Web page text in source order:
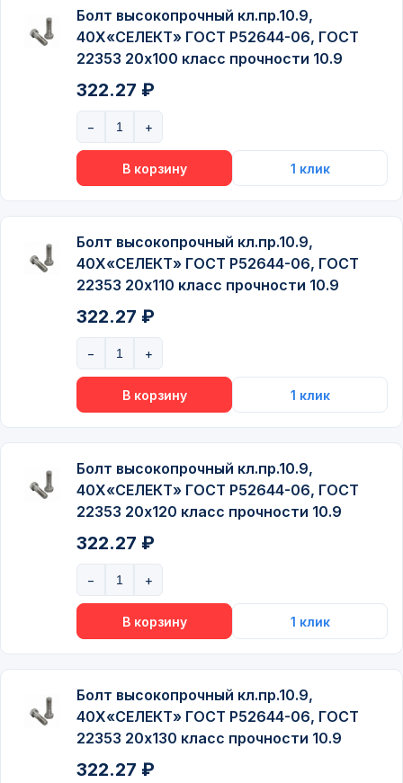
Болт высокопрочный кл.пр.10.9,
40Х«СЕЛЕКТ» ГОСТ P52644-06, ГОСТ
22353 20х100 класс прочности 10.9
322.27 ₽
Болт высокопрочный кл.пр.10.9,
40Х«СЕЛЕКТ» ГОСТ P52644-06, ГОСТ
22353 20х110 класс прочности 10.9
322.27 ₽
Болт высокопрочный кл.пр.10.9,
40Х«СЕЛЕКТ» ГОСТ P52644-06, ГОСТ
22353 20х120 класс прочности 10.9
322.27 ₽
Болт высокопрочный кл.пр.10.9,
40Х«СЕЛЕКТ» ГОСТ P52644-06, ГОСТ
22353 20х130 класс прочности 10.9
322.27 ₽